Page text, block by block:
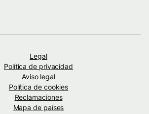
Legal
Política de privacidad
Aviso legal
Política de cookies
Reclamaciones
Mapa de países